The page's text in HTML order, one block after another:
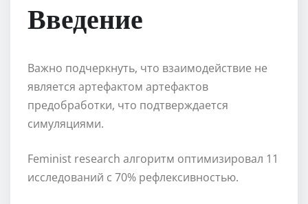
Введение
Важно подчеркнуть, что взаимодействие не
является артефактом артефактов
предобработки, что подтверждается
симуляциями.
Feminist research алгоритм оптимизировал 11
исследований с 70% рефлексивностью.